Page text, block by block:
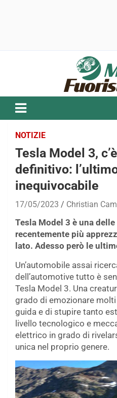
NOTIZIE
Tesla Model 3,
definitivo:
inequivocabile
17/05/2023 Christian
Tesla Model 3 è una
recentemente più
lato. Adesso però le
Un’automobile assai
dell’automotive tutto è
Tesla Model 3. Una
grado di emozionare
guida e di stupire tanto
livello tecnologico e
elettrico in grado di
unica nel proprio genere.